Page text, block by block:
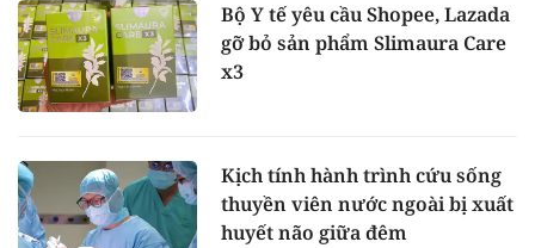
Bộ Y tế yêu cầu Shopee, Lazada
gỡ bỏ sản phẩm Slimaura Care
x3
Kịch tính hành trình cứu sống
thuyền viên nước ngoài bị xuất
huyết não giữa đêm